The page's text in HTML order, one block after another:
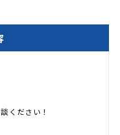
ください！